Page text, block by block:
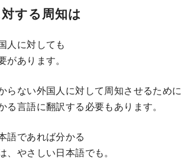
する周知は
人に対しても
があります。
らない外国人に対して周知させるために
る言語に翻訳する必要もあります。
語であれば分かる
、やさしい日本語でも。